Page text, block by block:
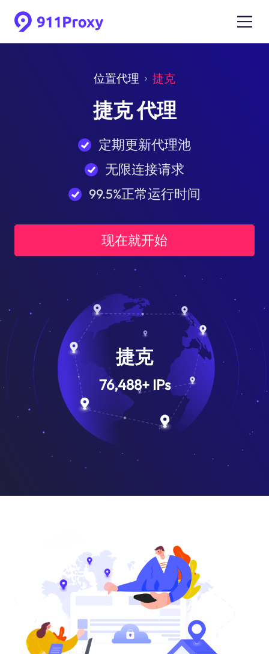
位置代理 捷克
捷克 代理
定期更新代理池
无限连接请求
99.5%正常运行时间
现在就开始
捷克
76,488+IPs